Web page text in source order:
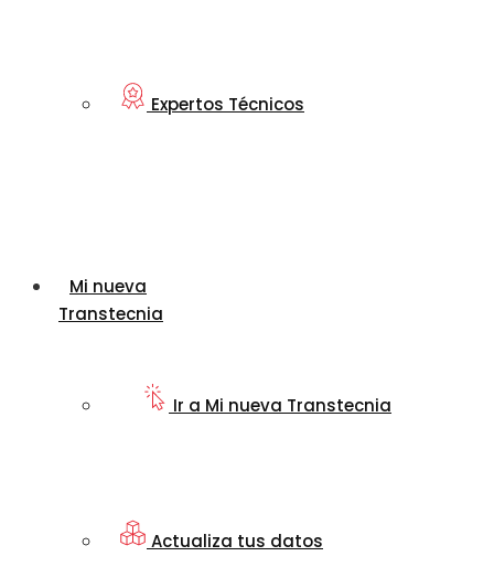
Expertos Técnicos
Mi nueva
Transtecnia
Ir a Mi nueva Transtecnia
Actualiza tus datos